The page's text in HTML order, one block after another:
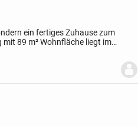
ein fertiges Zuhause zum
89 m² Wohnfläche liegt im